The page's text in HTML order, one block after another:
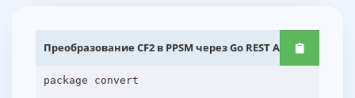
Преобразование CF2 в PPSM через Go REST API
package convert